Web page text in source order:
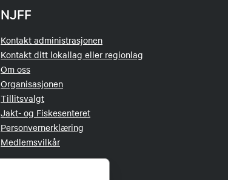
NJFF
Kontakt administrasjonen
Kontakt ditt lokallag eller regionlag
Om oss
Organisasjonen
Tillitsvalgt
Jakt- og Fiskesenteret
Personvernerklæring
Medlemsvilkår